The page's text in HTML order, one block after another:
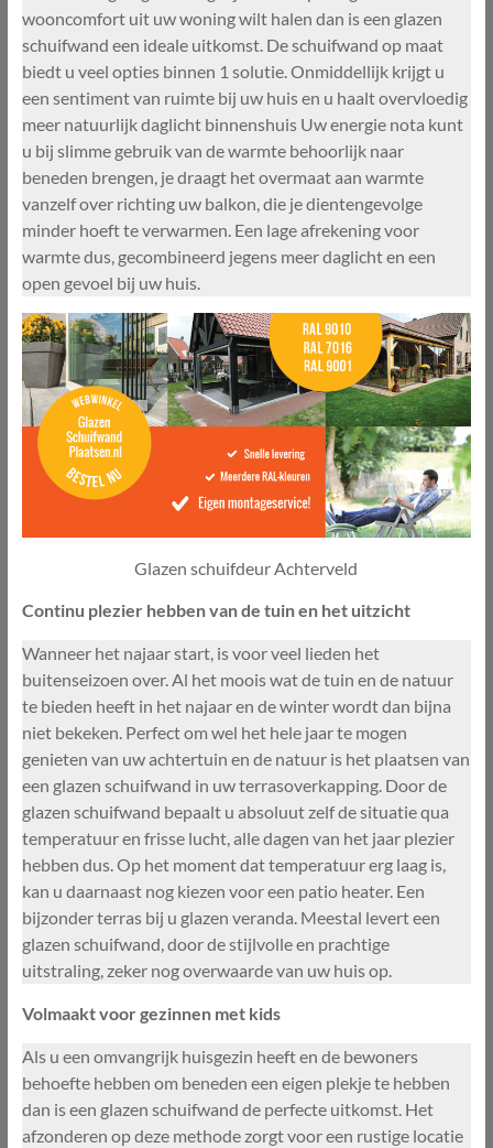
wooncomfort uit uw woning wilt halen dan is een glazen
schuifwand een ideale uitkomst. De schuifwand op maat
biedt u veel opties binnen 1 solutie. Onmiddellijk krijgt u
een sentiment van ruimte bij uw huis en u haalt overvloedig
meer natuurlijk daglicht binnenshuis Uw energie nota kunt
u bij slimme gebruik van de warmte behoorlijk naar
beneden brengen, je draagt het overmaat aan warmte
vanzelf over richting uw balkon, die je dientengevolge
minder hoeft te verwarmen. Een lage afrekening voor
warmte dus, gecombineerd jegens meer daglicht en een
open gevoel bij uw huis.
Glazen schuifdeur Achterveld
Continu plezier hebben van de tuin en het uitzicht
Wanneer het najaar start, is voor veel lieden het
buitenseizoen over. Al het moois wat de tuin en de natuur
te bieden heeft in het najaar en de winter wordt dan bijna
niet bekeken. Perfect om wel het hele jaar te mogen
genieten van uw achtertuin en de natuur is het plaatsen van
een glazen schuifwand in uw terrasoverkapping. Door de
glazen schuifwand bepaalt u absoluut zelf de situatie qua
temperatuur en frisse lucht, alle dagen van het jaar plezier
hebben dus. Op het moment dat temperatuur erg laag is,
kan u daarnaast nog kiezen voor een patio heater. Een
bijzonder terras bij u glazen veranda. Meestal levert een
glazen schuifwand, door de stijlvolle en prachtige
uitstraling, zeker nog overwaarde van uw huis op.
Volmaakt voor gezinnen met kids
Als u een omvangrijk huisgezin heeft en de bewoners
behoefte hebben om beneden een eigen plekje te hebben
dan is een glazen schuifwand de perfecte uitkomst. Het
afzonderen op deze methode zorgt voor een rustige locatie